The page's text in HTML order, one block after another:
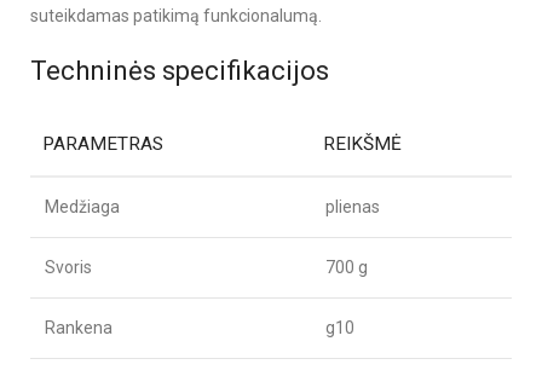
suteikdamas patikimą funkcionalumą.
Techninės specifikacijos
PARAMETRAS REIKŠMĖ
Medžiaga plienas
Svoris 700 g
Rankena g10